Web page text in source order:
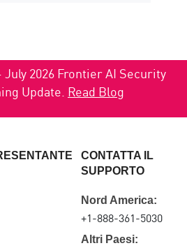
2026 Frontier AI Security
Update. Read Blog
CONTATTA IL
SUPPORTO
Nord America:
+1-888-361-5030
Altri Paesi: